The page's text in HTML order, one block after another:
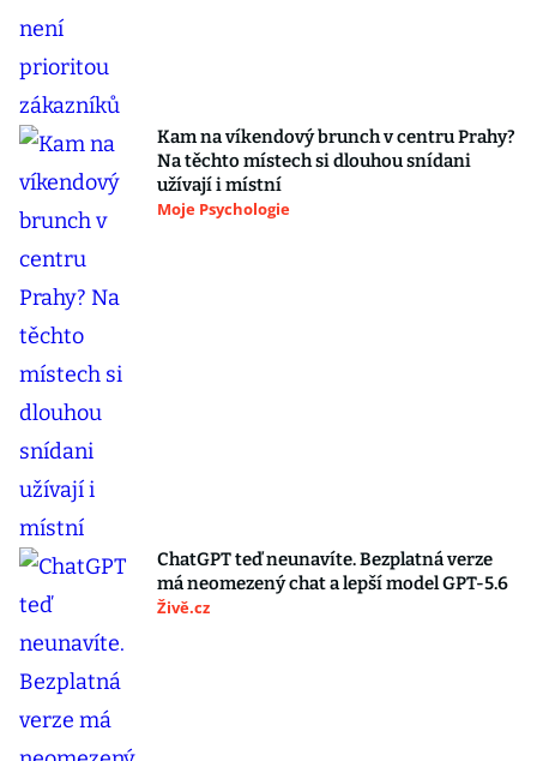
Kam na víkendový brunch v centru Prahy?
Na těchto místech si dlouhou snídani
užívají i místní
Moje Psychologie
ChatGPT teď neunavíte. Bezplatná verze
má neomezený chat a lepší model GPT-5.6
Živě.cz